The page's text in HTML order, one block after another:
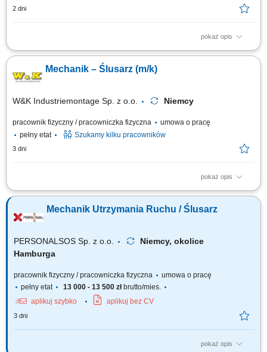
2 dni
pokaż opis
Zadania Realizacja prac montażowych wewnątrz modułów
czynności wykończeniowych w elementach zabudowy. Dbałość o
precyzyjne osadzenie komponentów wyposażenia.
Mechanik – Ślusarz (m/k)
W&K Industriemontage Sp. z o.o. Niemcy
pracownik fizyczny / pracowniczka fizyczna
umowa o pracę
pełny etat
Szukamy kilku pracowników
3 dni
pokaż opis
Miejsce pracy: wszystkie kraje europejskie (system rotacyjny) Twoje
na podstawie rysunku technicznego, montaż budowanych konstrukcji
maszyn i urządzeń, serwis mechaniczny oraz testowanie maszyn i
Mechanik Utrzymania Ruchu / Ślusarz
PERSONALSOS Sp. z o.o.
Niemcy, okolice
Hamburga
pracownik fizyczny / pracowniczka fizyczna
umowa o pracę
pełny etat
13 000 - 13 500 złbrutto/mies.
aplikuj szybko
aplikuj bez CV
3 dni
pokaż opis